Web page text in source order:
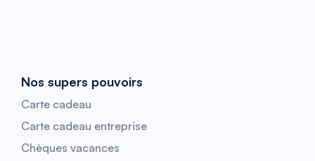
Nos supers pouvoirs
Carte cadeau
Carte cadeau entreprise
Chèques vacances